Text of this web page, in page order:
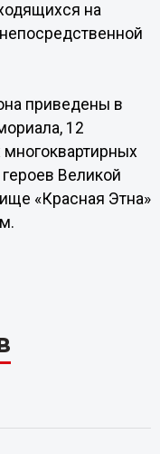
на
приведены в
12
Великой
«Красная Этна»